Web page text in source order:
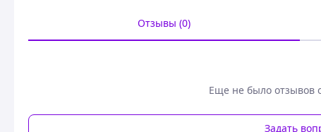
Отзывы (0)
Еще не было отзывов
Задать